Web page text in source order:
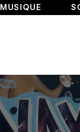
MUSIQUE